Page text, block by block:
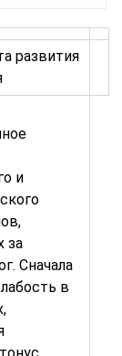
развития
и
за
Сначала
в